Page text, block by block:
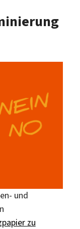
und
zu